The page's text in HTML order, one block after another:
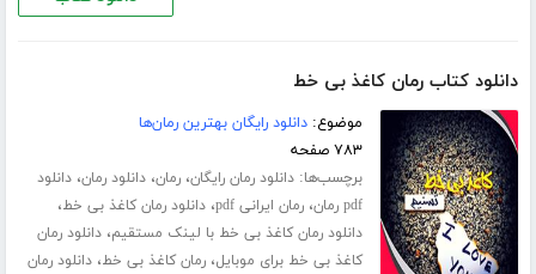
دانلود کتاب رمان کاغذ بی خط
موضوع:دانلود رایگان بهترین رمان‌ها
۷۸۳ صفحه
برچسب‌ها:دانلود رمان رایگان،رمان،دانلود رمان،دانلود
pdf رمان
،رمان ایرانی pdf ،دانلود رمان کاغذ بی خط،
دانلود رمان کاغذ بی خط با لینک مستقیم،دانلود رمان
کاغذ بی خط برای موبایل،رمان کاغذ بی خط،دانلود رمان